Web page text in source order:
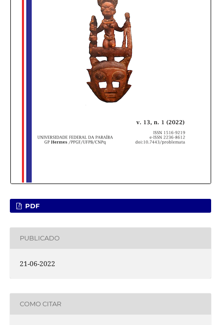
PDF
PUBLICADO
21-06-2022
COMO CITAR